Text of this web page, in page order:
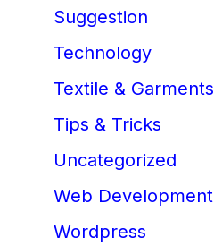
Suggestion
Technology
Textile & Garments
Tips & Tricks
Uncategorized
Web Development
Wordpress